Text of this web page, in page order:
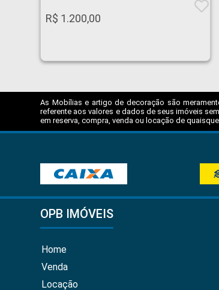
R$ 1.200,00
As Mobílias e artigo de decoração são
referente aos valores e dados de seus imóveis
em reserva, compra, venda ou locação de
OPB IMÓVEIS
Home
Venda
Locação